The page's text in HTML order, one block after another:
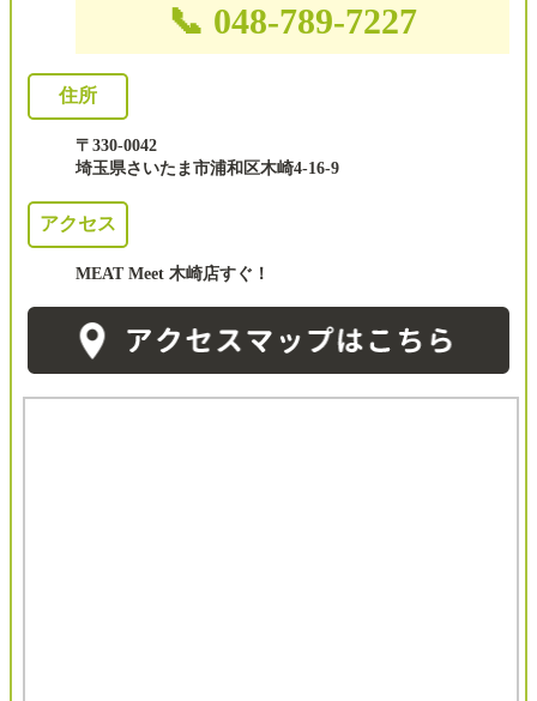
📞 048-789-7227
住所
〒330-0042
埼玉県さいたま市浦和区木崎4-16-9
アクセス
MEAT Meet 木崎店すぐ！